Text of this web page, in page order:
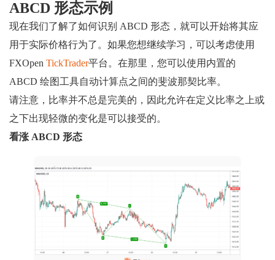
ABCD 形态示例
现在我们了解了如何识别 ABCD 形态，就可以开始将其应
用于实际价格行为了。如果您想继续学习，可以考虑使用
FXOpen TickTrader平台。在那里，您可以使用内置的
ABCD 绘图工具自动计算点之间的斐波那契比率。
请注意，比率并不总是完美的，因此允许在定义比率之上或
之下出现轻微的变化是可以接受的。
看涨 ABCD 形态